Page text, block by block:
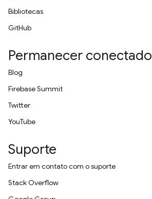
Bibliotecas
GitHub
Permanecer conectado
Blog
Firebase Summit
Twitter
YouTube
Suporte
Entrar em contato com o suporte
Stack Overflow